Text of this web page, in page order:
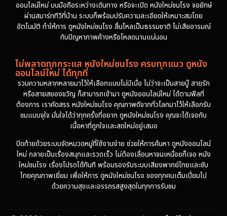
ออนไลน์ใหม่ บนมือถือระหว่างเดินทาง หรือจะเปิด หนังใหม่ชนโรง จอยักษ์
ผ่านสมาร์ททีวีที่บ้าน ระบบก็พร้อมปรับความละเอียดให้เหมาะสมโดย
อัตโนมัติ ทำให้การ ดูหนังใหม่ชนโรง ลื่นไหลเป็นธรรมชาติ ไม่เสียอารมณ์
กับปัญหาภาพค้างหรือโหลดนานแน่นอน
ไม่พลาดทุกกระแส หนังใหม่ชนโรง ครบทุกแนว ดูหนัง
ออนไลน์ใหม่ ได้ทุกที่
รวมความหลากหลายมาไว้ให้เลือกแบบไม่มีเบื่อ ไม่ว่าจะเป็นสายบู๊ สายรัก
หรือสายสยองขวัญ ก็สามารถเข้ามา ดูหนังออนไลน์ใหม่ ได้ตามฟีลที่
ต้องการ เราคัดสรร หนังใหม่ชนโรง คุณภาพดีจากทั่วโลกมาไว้ให้เลือกรับ
ชมแบบจุใจ มั่นใจได้ว่าทุกครั้งที่อยาก ดูหนังใหม่ชนโรง คุณจะได้เจอกับ
เนื้อหาที่ถูกใจและสดใหม่อยู่เสมอ
ปิดท้ายด้วยระบบจัดหมวดหมู่ที่ใช้งานง่าย ช่วยให้การค้นหา ดูหนังออนไลน์
ใหม่ กลายเป็นเรื่องสนุกและรวดเร็ว ไม่ต้องเลื่อนหาจนเหนื่อยก็เจอ หนัง
ใหม่ชนโรง เรื่องโปรดได้ทันที พร้อมรองรับระบบเสียงพากย์ไทยและซับ
ไทยคุณภาพเยี่ยม เพื่อให้การ ดูหนังใหม่ชนโรง ของทุกคนเต็มเปี่ยมไป
ด้วยความสุขและอรรถรสสูงสุดในทุกการรับชม